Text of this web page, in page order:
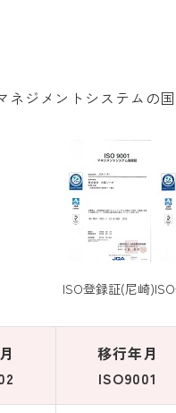
ントシステ
ISO登録証(尼崎)
移行年月
ISO9001